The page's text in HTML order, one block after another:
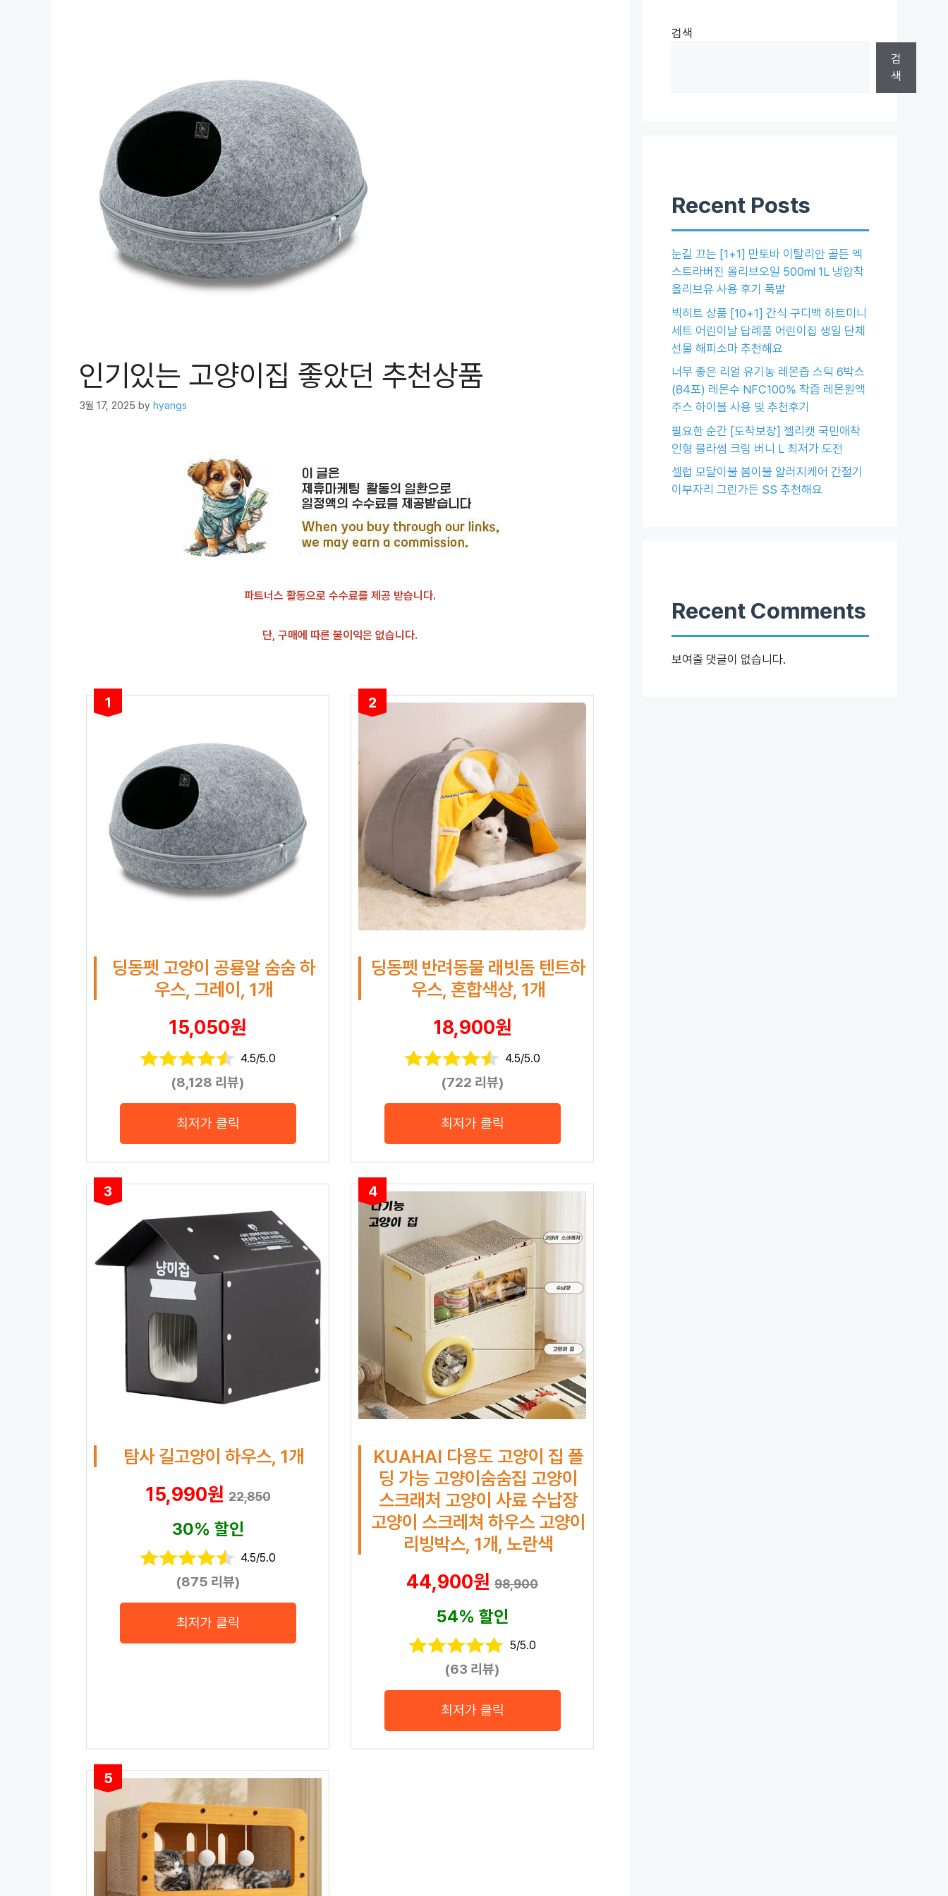
인기있는 고양이집 좋았던 추천상품
3월 17, 2025 by hyangs
파트너스 활동으로 수수료를 제공 받습니다.
단, 구매에 따른 불이익은 없습니다.
1
딩동펫 고양이 공룡알 숨숨 하
우스, 그레이, 1개
15,050원
4.5/5.0
(8,128 리뷰)
최저가 클릭
2
딩동펫 반려동물 래빗돔 텐트하
우스, 혼합색상, 1개
18,900원
4.5/5.0
(722 리뷰)
최저가 클릭
3
탐사 길고양이 하우스, 1개
15,990원22,850
30% 할인
4.5/5.0
(875 리뷰)
최저가 클릭
4
KUAHAI 다용도 고양이 집 폴
딩 가능 고양이숨숨집 고양이
스크래처 고양이 사료 수납장
고양이 스크레쳐 하우스 고양이
리빙박스, 1개, 노란색
44,900원 98,900
54% 할인
5/5.0
(63 리뷰)
최저가 클릭
5
검색
검
색
Recent Posts
눈길 끄는 [1+1] 만토바 이탈리안 골든 엑
스트라버진 올리브오일 500ml 1L 냉압착
올리브유 사용 후기 폭발
빅히트 상품 [10+1] 간식 구디백 하트미니
세트 어린이날 답례품 어린이집 생일 단체
선물 해피소마 추천해요
너무 좋은 리얼 유기농 레몬즙 스틱 6박스
(84포) 레몬수 NFC100% 착즙 레몬원액
주스 하이볼 사용 및 추천후기
필요한 순간 [도착보장] 젤리캣 국민애착
인형 블라썸 크림 버니 L 최저가 도전
셀럽 모달이불 봄이불 알러지케어 간절기
이부자리 그린가든 SS 추천해요
Recent Comments
보여줄 댓글이 없습니다.